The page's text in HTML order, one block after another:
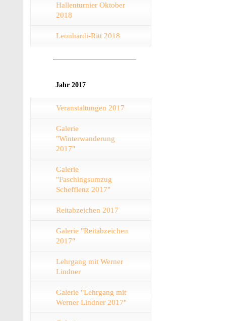
Hallenturnier Oktober
2018
Leonhardi-Ritt 2018
Jahr 2017
Veranstaltungen 2017
Galerie
"Winterwanderung
2017"
Galerie
"Faschingsumzug
Schefflenz 2017"
Reitabzeichen 2017
Galerie "Reitabzeichen
2017"
Lehrgang mit Werner
Lindner
Galerie "Lehrgang mit
Werner Lindner 2017"